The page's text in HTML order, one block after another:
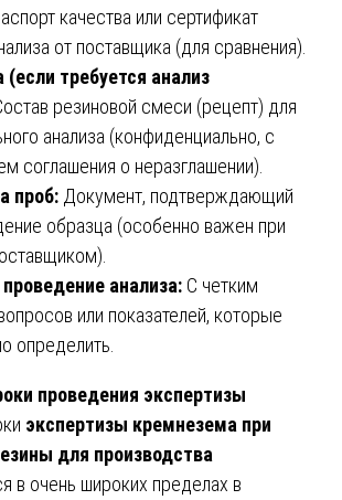
качества или сертификат
от поставщика (для сравнения).
(если требуется анализ
резиновой смеси (рецепт) для
анализа (конфиденциально, с
соглашения о неразглашении).
проб: Документ, подтверждающий
образца (особенно важен при
анализа: С четким
или показателей, которые
определить.
проведения экспертизы
экспертизы кремнезема при
для производства
в очень широких пределах в